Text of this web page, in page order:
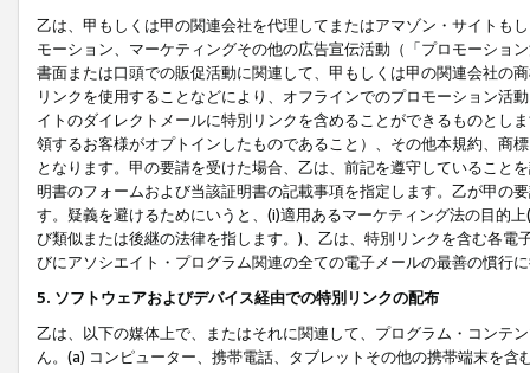
乙は、甲もしくは甲の関連会社を代理してまたはアマゾン・サイトも
モーション、マーケティングその他の広告宣伝活動（「プロモーショ
書面または口頭での販促活動に関連して、甲もしくは甲の関連会社の
リンクを使用することなどにより、オフラインでのプロモーション活
イトのダイレクトメールに特別リンクを含めることができるものとし
領するお客様がオプトインしたものであること）、その他本規約、商
となります。甲の要請を受けた場合、乙は、前記を遵守していること
明書のフォームおよび当該証明書の記載事項を指定します。乙が甲の
す。疑義を避けるためにいうと、(i)適用あるマーケティング法の目的
び類似または後継の法律を指します。)、乙は、特別リンクを含む各
びにアソシエイト・プログラム関連の全ての電子メールの最善の慣行
5. ソフトウェアおよびデバイス経由での特別リンクの配布
乙は、以下の媒体上で、またはそれに関連して、プログラム・コンテ
ん。(a) コンピューター、携帯電話、タブレットその他の携帯端末を